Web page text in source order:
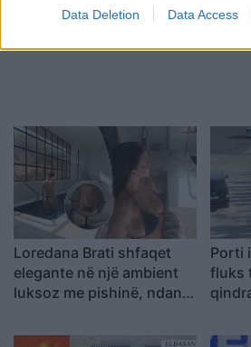
Data Deletion Data Access
Loredana Brati shfaqet
elegante në një ambient
luksoz me pishinë, ndan
ndjekësit
Porti
fluks